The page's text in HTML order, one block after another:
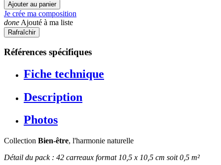
Ajouter au panier
Je crée ma composition
done Ajouté à ma liste
Références spécifiques
Fiche technique
Description
Photos
Collection Bien-être, l'harmonie naturelle
Détail du pack : 42 carreaux format 10,5 x 10,5 cm soit 0,5 m²